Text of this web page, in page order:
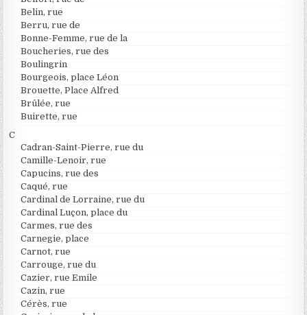
Belin, rue
Berru, rue de
Bonne-Femme, rue de la
Boucheries, rue des
Boulingrin
Bourgeois, place Léon
Brouette, Place Alfred
Brûlée, rue
Buirette, rue
C
Cadran-Saint-Pierre, rue du
Camille-Lenoir, rue
Capucins, rue des
Caqué, rue
Cardinal de Lorraine, rue du
Cardinal Luçon, place du
Carmes, rue des
Carnegie, place
Carnot, rue
Carrouge, rue du
Cazier, rue Emile
Cazin, rue
Cérès, rue